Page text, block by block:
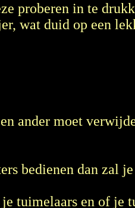
proberen in te
wat duid op een
ander moet
bedienen dan zal
tuimelaars en of je